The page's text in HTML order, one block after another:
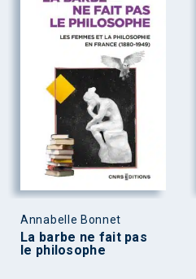
Annabelle Bonnet
La barbe ne fait pas
le philosophe